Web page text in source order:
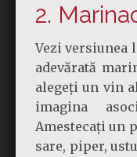
2.
Vezi versiunea
adevărată
alegeți un vin
imagina
Amestecați un
sare, piper,